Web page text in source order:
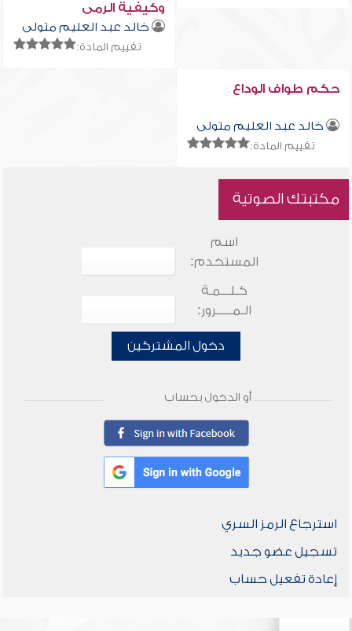
وكيفية الرمى
خالد عبد العليم متولى
تقييم المادة:
حكم طواف الوداع
خالد عبد العليم متولى
تقييم المادة:
مكتبتك الصوتية
اسم
المستخدم:
كـلـــمـة
الـمـــــرور:
دخول المشتركين
أو الدخول بحساب
استرجاع الرمز السري
تسجيل عضو جديد
إعادة تفعيل حساب